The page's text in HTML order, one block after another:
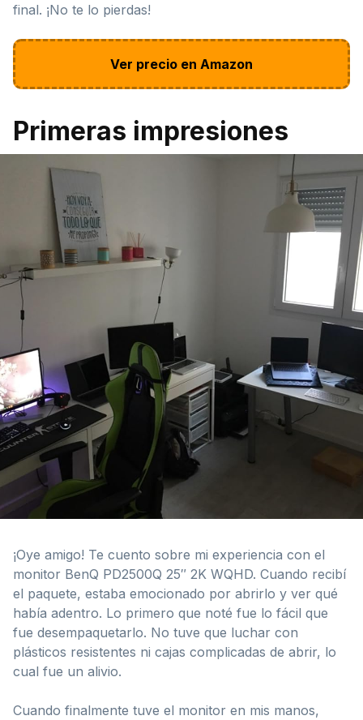
final. ¡No te lo pierdas!
Ver precio en Amazon
Primeras impresiones
¡Oye amigo! Te cuento sobre mi experiencia con el
monitor BenQ PD2500Q 25″ 2K WQHD. Cuando recibí
el paquete, estaba emocionado por abrirlo y ver qué
había adentro. Lo primero que noté fue lo fácil que
fue desempaquetarlo. No tuve que luchar con
plásticos resistentes ni cajas complicadas de abrir, lo
cual fue un alivio.
Cuando finalmente tuve el monitor en mis manos,